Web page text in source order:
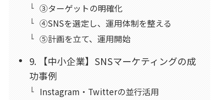
③ターゲットの明確化
④SNSを選定し、運用体制を整える
⑤計画を立て、運用開始
9. 【中小企業】SNSマーケティングの成
功事例
Instagram・Twitterの並行活用